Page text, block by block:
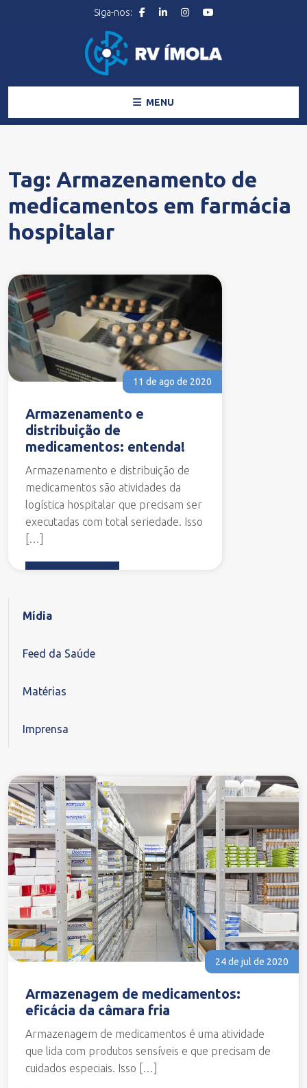
MENU
Tag: Armazenamento de
medicamentos em farmácia
hospitalar
Mídia
Feed da Saúde
Matérias
Imprensa
11 de ago de 2020
Armazenamento e
distribuição de
medicamentos: entenda!
Armazenamento e distribuição de
medicamentos são atividades da
logística hospitalar que precisam ser
executadas com total seriedade. Isso
[…]
24 de jul de 2020
Armazenagem de medicamentos:
eficácia da câmara fria
Armazenagem de medicamentos é uma atividade
que lida com produtos sensíveis e que precisam de
cuidados especiais. Isso […]